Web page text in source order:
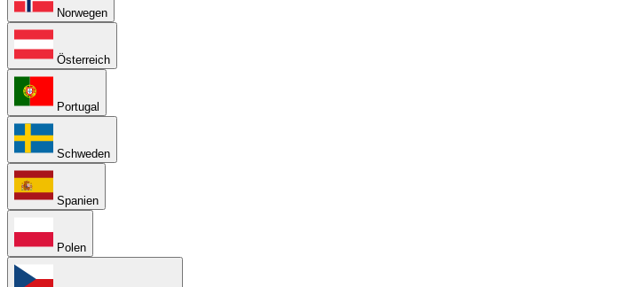
Norwegen
Österreich
Portugal
Schweden
Spanien
Polen